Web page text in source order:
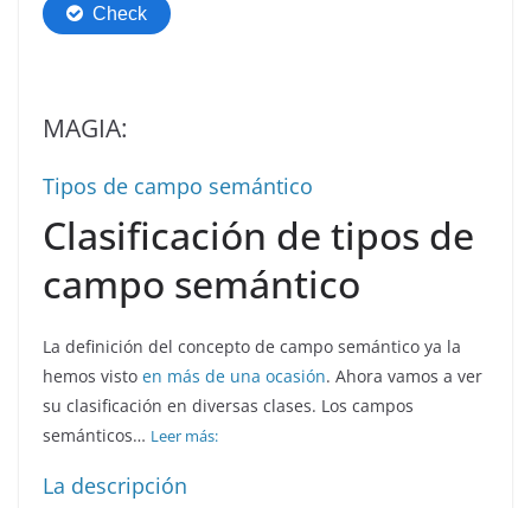
MAGIA:
Tipos de campo semántico
Clasificación de tipos de
campo semántico
La definición del concepto de campo semántico ya la
hemos visto en más de una ocasión. Ahora vamos a ver
su clasificación en diversas clases. Los campos
semánticos… Leer más:
La descripción